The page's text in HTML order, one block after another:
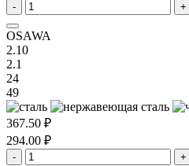
- +
OSAWA
2.10
2.1
24
49
367.50 ₽
294.00 ₽
- +